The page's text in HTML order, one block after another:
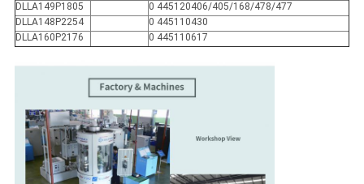
DLLA149P1805
0 445120406/405/168/478/477
DLLA148P2254
0 445110430
DLLA160P2176
0 445110617